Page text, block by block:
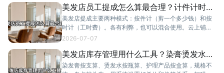
美发店员工提成怎么算最合理？计件计时两
种方案对比
美发店提成主要两种模式：按件计（剪一个多少钱）和按
时计（工时费）。各有利弊，也可以混合使用。云上铺支
持两种方案灵活配置。
2026-07-07
美发店库存管理用什么工具？染膏烫发水怎
么盘点
染发膏按支算、烫发水按瓶算、护理产品按盒算，规格不